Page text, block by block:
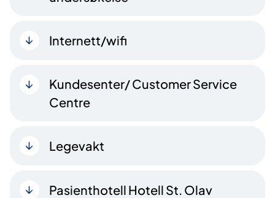
Internett/wifi
Kundesenter/ Customer Service
Centre
Legevakt
Pasienthotell Hotell St. Olav